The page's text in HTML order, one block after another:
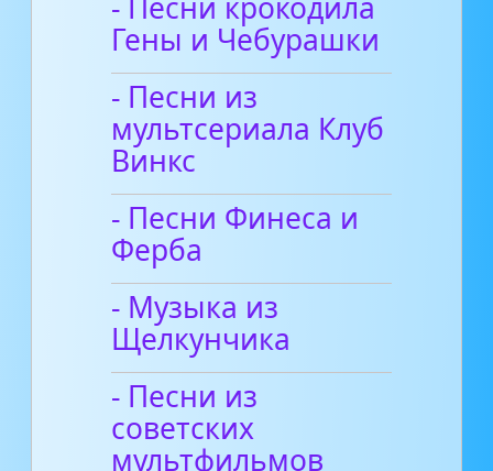
Гены и Чебурашки
- Песни из
мультсериала Клуб
Винкс
- Песни Финеса и
Ферба
- Музыка из
Щелкунчика
- Песни из
советских
мультфильмов